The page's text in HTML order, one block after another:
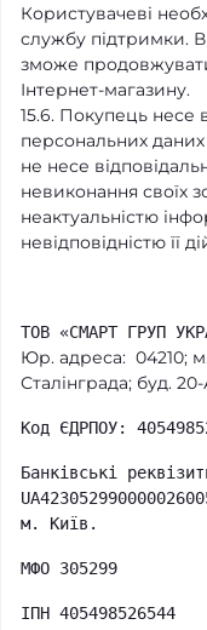
Користувачеві
службу підтримки.
зможе
Інтернет-магазину.
15.6. Покупець несе
персональних
не несе
невиконання своїх
неактуальністю
невідповідністю її
ТОВ «СМАРТ ГРУП
Юр. адреса: 04210;
Сталінграда; буд.
Код ЄДРПОУ:
Банківські
м. Київ.
МФО 305299
ІПН 405498526544